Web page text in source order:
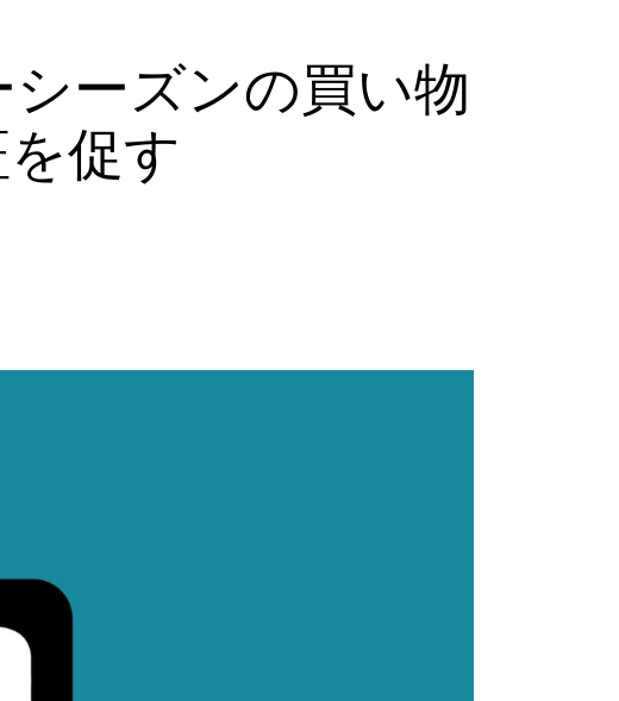
シーズンの買い物
促す